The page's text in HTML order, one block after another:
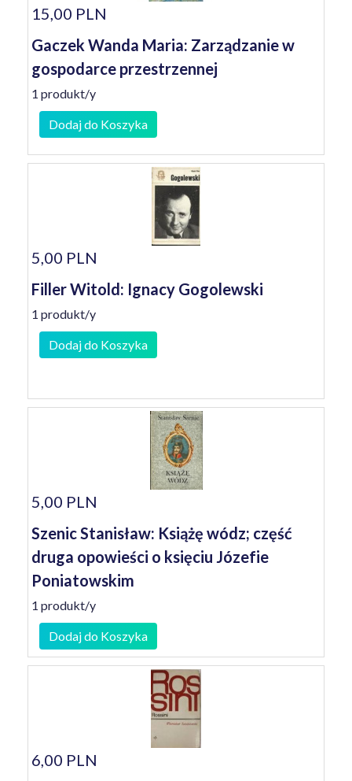
15,00 PLN
Gaczek Wanda Maria: Zarządzanie w
gospodarce przestrzennej
1 produkt/y
Dodaj do Koszyka
5,00 PLN
Filler Witold: Ignacy Gogolewski
1 produkt/y
Dodaj do Koszyka
5,00 PLN
Szenic Stanisław: Książę wódz; część
druga opowieści o księciu Józefie
Poniatowskim
1 produkt/y
Dodaj do Koszyka
6,00 PLN